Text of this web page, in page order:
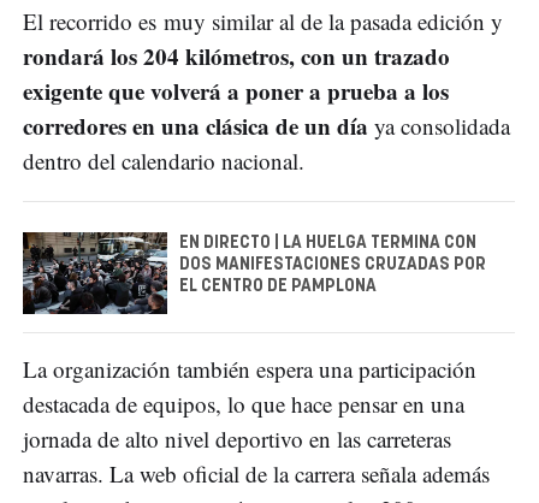
El recorrido es muy similar al de la pasada edición y
rondará los 204 kilómetros, con un trazado
exigente que volverá a poner a prueba a los
corredores en una clásica de un día ya consolidada
dentro del calendario nacional.
EN DIRECTO | LA HUELGA TERMINA CON
DOS MANIFESTACIONES CRUZADAS POR
EL CENTRO DE PAMPLONA
La organización también espera una participación
destacada de equipos, lo que hace pensar en una
jornada de alto nivel deportivo en las carreteras
navarras. La web oficial de la carrera señala además